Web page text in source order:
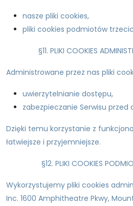
nasze pliki cookies,
pliki cookies podmiotów
§11. PLIKI COOKIES
Administrowane przez nas pliki
uwierzytelnianie dostępu,
zabezpieczanie Serwisu przed
Dzięki temu korzystanie z
łatwiejsze i przyjemniejsze.
§12. PLIKI COOKIES
Wykorzystujemy pliki cookies
Inc. 1600 Amphitheatre Pkwy,